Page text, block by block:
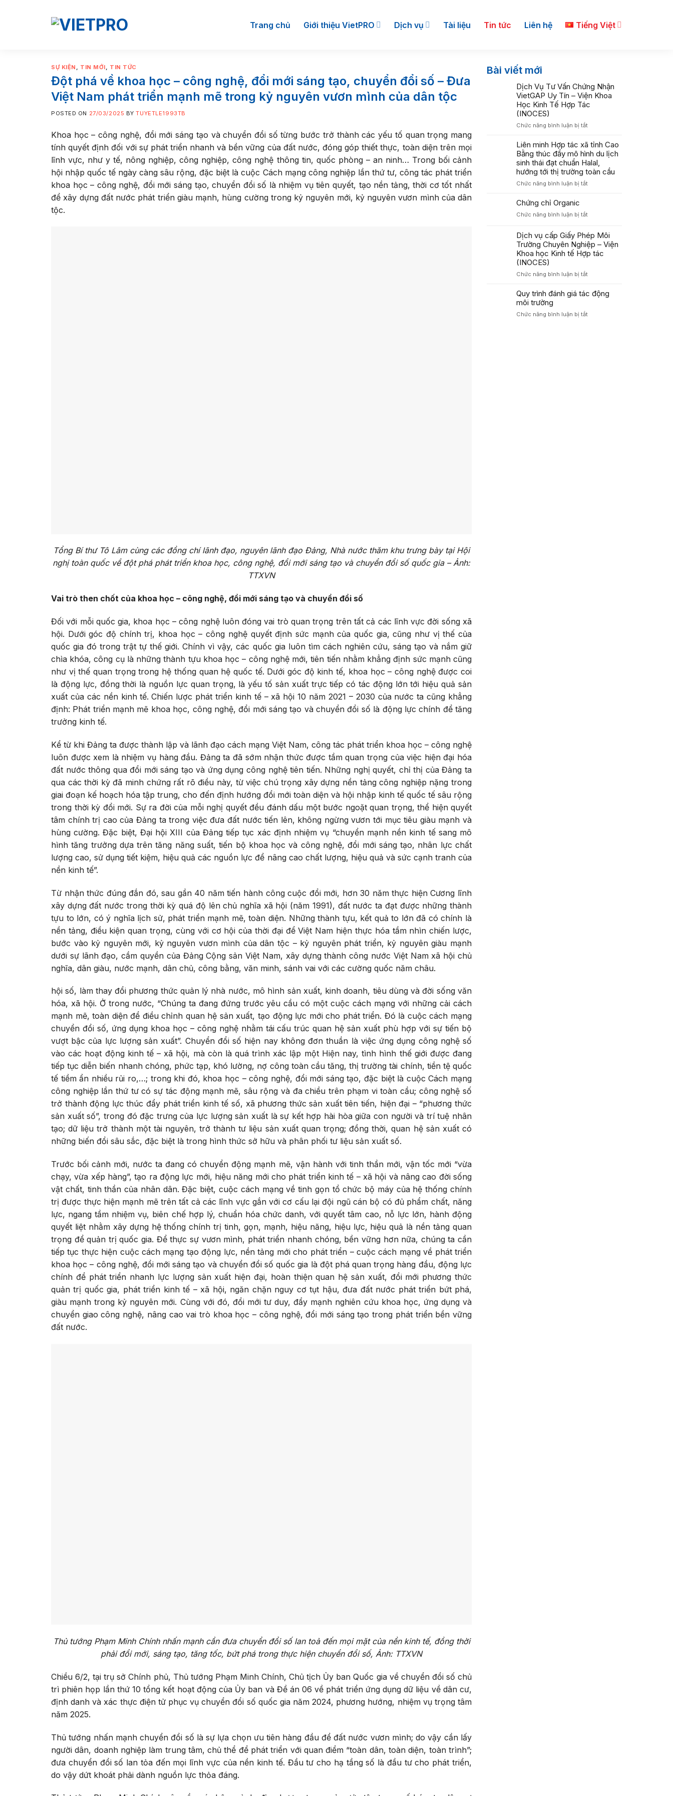
Trang chủ Giới thiệu VietPRO Dịch vụ Tài liệu Tin tức Liên hệ Tiếng Việt
SỰ KIỆN , TIN MỚI, TIN TỨC
Đột phá về khoa học – công nghệ, đổi mới sáng tạo, chuyển đổi số – Đưa
Việt Nam phát triển mạnh mẽ trong kỷ nguyên vươn mình của dân tộc
POSTED ON 27/03/2025 BYTUYETLE1993TB
Khoa học – công nghệ, đổi mới sáng tạo và chuyển đổi số từng bước trở thành các yếu tố quan trọng mang
tính quyết định đối với sự phát triển nhanh và bền vững của đất nước, đóng góp thiết thực, toàn diện trên mọi
lĩnh vực, như y tế, nông nghiệp, công nghiệp, công nghệ thông tin, quốc phòng – an ninh… Trong bối cảnh
hội nhập quốc tế ngày càng sâu rộng, đặc biệt là cuộc Cách mạng công nghiệp lần thứ tư, công tác phát triển
khoa học – công nghệ, đổi mới sáng tạo, chuyển đổi số là nhiệm vụ tiên quyết, tạo nền tảng, thời cơ tốt nhất
để xây dựng đất nước phát triển giàu mạnh, hùng cường trong kỷ nguyên mới, kỷ nguyên vươn mình của dân
tộc.
Tổng Bí thư Tô Lâm cùng các đồng chí lãnh đạo, nguyên lãnh đạo Đảng, Nhà nước thăm khu trưng bày tại Hội
nghị toàn quốc về đột phá phát triển khoa học, công nghệ, đổi mới sáng tạo và chuyển đổi số quốc gia – Ảnh:
TTXVN
Vai trò then chốt của khoa học – công nghệ, đổi mới sáng tạo và chuyển đổi số
Đối với mỗi quốc gia, khoa học – công nghệ luôn đóng vai trò quan trọng trên tất cả các lĩnh vực đời sống xã
hội. Dưới góc độ chính trị, khoa học – công nghệ quyết định sức mạnh của quốc gia, cũng như vị thế của
quốc gia đó trong trật tự thế giới. Chính vì vậy, các quốc gia luôn tìm cách nghiên cứu, sáng tạo và nắm giữ
chìa khóa, công cụ là những thành tựu khoa học – công nghệ mới, tiên tiến nhằm khẳng định sức mạnh cũng
như vị thế quan trọng trong hệ thống quan hệ quốc tế. Dưới góc độ kinh tế, khoa học – công nghệ được coi
là động lực, đồng thời là nguồn lực quan trọng, là yếu tố sản xuất trực tiếp có tác động lớn tới hiệu quả sản
xuất của các nền kinh tế. Chiến lược phát triển kinh tế – xã hội 10 năm 2021 – 2030 của nước ta cũng khẳng
định: Phát triển mạnh mẽ khoa học, công nghệ, đổi mới sáng tạo và chuyển đổi số là động lực chính để tăng
trưởng kinh tế.
Kể từ khi Đảng ta được thành lập và lãnh đạo cách mạng Việt Nam, công tác phát triển khoa học – công nghệ
luôn được xem là nhiệm vụ hàng đầu. Đảng ta đã sớm nhận thức được tầm quan trọng của việc hiện đại hóa
đất nước thông qua đổi mới sáng tạo và ứng dụng công nghệ tiên tiến. Những nghị quyết, chỉ thị của Đảng ta
qua các thời kỳ đã minh chứng rất rõ điều này, từ việc chú trọng xây dựng nền tảng công nghiệp nặng trong
giai đoạn kế hoạch hóa tập trung, cho đến định hướng đổi mới toàn diện và hội nhập kinh tế quốc tế sâu rộng
trong thời kỳ đổi mới. Sự ra đời của mỗi nghị quyết đều đánh dấu một bước ngoặt quan trọng, thể hiện quyết
tâm chính trị cao của Đảng ta trong việc đưa đất nước tiến lên, không ngừng vươn tới mục tiêu giàu mạnh và
hùng cường. Đặc biệt, Đại hội XIII của Đảng tiếp tục xác định nhiệm vụ “chuyển mạnh nền kinh tế sang mô
hình tăng trưởng dựa trên tăng năng suất, tiến bộ khoa học và công nghệ, đổi mới sáng tạo, nhân lực chất
lượng cao, sử dụng tiết kiệm, hiệu quả các nguồn lực để nâng cao chất lượng, hiệu quả và sức cạnh tranh của
nền kinh tế”.
Từ nhận thức đúng đắn đó, sau gần 40 năm tiến hành công cuộc đổi mới, hơn 30 năm thực hiện Cương lĩnh
xây dựng đất nước trong thời kỳ quá độ lên chủ nghĩa xã hội (năm 1991), đất nước ta đạt được những thành
tựu to lớn, có ý nghĩa lịch sử, phát triển mạnh mẽ, toàn diện. Những thành tựu, kết quả to lớn đã có chính là
nền tảng, điều kiện quan trọng, cùng với cơ hội của thời đại để Việt Nam hiện thực hóa tầm nhìn chiến lược,
bước vào kỷ nguyên mới, kỷ nguyên vươn mình của dân tộc – kỷ nguyên phát triển, kỷ nguyên giàu mạnh
dưới sự lãnh đạo, cầm quyền của Đảng Cộng sản Việt Nam, xây dựng thành công nước Việt Nam xã hội chủ
nghĩa, dân giàu, nước mạnh, dân chủ, công bằng, văn minh, sánh vai với các cường quốc năm châu.
hội số, làm thay đổi phương thức quản lý nhà nước, mô hình sản xuất, kinh doanh, tiêu dùng và đời sống văn
hóa, xã hội. Ở trong nước, “Chúng ta đang đứng trước yêu cầu có một cuộc cách mạng với những cải cách
mạnh mẽ, toàn diện để điều chỉnh quan hệ sản xuất, tạo động lực mới cho phát triển. Đó là cuộc cách mạng
chuyển đổi số, ứng dụng khoa học – công nghệ nhằm tái cấu trúc quan hệ sản xuất phù hợp với sự tiến bộ
vượt bậc của lực lượng sản xuất”. Chuyển đổi số hiện nay không đơn thuần là việc ứng dụng công nghệ số
vào các hoạt động kinh tế – xã hội, mà còn là quá trình xác lập một Hiện nay, tình hình thế giới được đang
tiếp tục diễn biến nhanh chóng, phức tạp, khó lường, nợ công toàn cầu tăng, thị trường tài chính, tiền tệ quốc
tế tiềm ẩn nhiều rủi ro,…; trong khi đó, khoa học – công nghệ, đổi mới sáng tạo, đặc biệt là cuộc Cách mạng
công nghiệp lần thứ tư có sự tác động mạnh mẽ, sâu rộng và đa chiều trên phạm vi toàn cầu; công nghệ số
trở thành động lực thúc đẩy phát triển kinh tế số, xã phương thức sản xuất tiên tiến, hiện đại – “phương thức
sản xuất số”, trong đó đặc trưng của lực lượng sản xuất là sự kết hợp hài hòa giữa con người và trí tuệ nhân
tạo; dữ liệu trở thành một tài nguyên, trở thành tư liệu sản xuất quan trọng; đồng thời, quan hệ sản xuất có
những biến đổi sâu sắc, đặc biệt là trong hình thức sở hữu và phân phối tư liệu sản xuất số.
Trước bối cảnh mới, nước ta đang có chuyển động mạnh mẽ, vận hành với tinh thần mới, vận tốc mới “vừa
chạy, vừa xếp hàng”, tạo ra động lực mới, hiệu năng mới cho phát triển kinh tế – xã hội và nâng cao đời sống
vật chất, tinh thần của nhân dân. Đặc biệt, cuộc cách mạng về tinh gọn tổ chức bộ máy của hệ thống chính
trị được thực hiện mạnh mẽ trên tất cả các lĩnh vực gắn với cơ cấu lại đội ngũ cán bộ có đủ phẩm chất, năng
lực, ngang tầm nhiệm vụ, biên chế hợp lý, chuẩn hóa chức danh, với quyết tâm cao, nỗ lực lớn, hành động
quyết liệt nhằm xây dựng hệ thống chính trị tinh, gọn, mạnh, hiệu năng, hiệu lực, hiệu quả là nền tảng quan
trọng để quản trị quốc gia. Để thực sự vươn mình, phát triển nhanh chóng, bền vững hơn nữa, chúng ta cần
tiếp tục thực hiện cuộc cách mạng tạo động lực, nền tảng mới cho phát triển – cuộc cách mạng về phát triển
khoa học – công nghệ, đổi mới sáng tạo và chuyển đổi số quốc gia là đột phá quan trọng hàng đầu, động lực
chính để phát triển nhanh lực lượng sản xuất hiện đại, hoàn thiện quan hệ sản xuất, đổi mới phương thức
quản trị quốc gia, phát triển kinh tế – xã hội, ngăn chặn nguy cơ tụt hậu, đưa đất nước phát triển bứt phá,
giàu mạnh trong kỷ nguyên mới. Cùng với đó, đổi mới tư duy, đẩy mạnh nghiên cứu khoa học, ứng dụng và
chuyển giao công nghệ, nâng cao vai trò khoa học – công nghệ, đổi mới sáng tạo trong phát triển bền vững
đất nước.
Thủ tướng Phạm Minh Chính nhấn mạnh cần đưa chuyển đổi số lan toả đến mọi mặt của nền kinh tế, đồng thời
phải đổi mới, sáng tạo, tăng tốc, bứt phá trong thực hiện chuyển đổi số, Ảnh: TTXVN
Chiều 6/2, tại trụ sở Chính phủ, Thủ tướng Phạm Minh Chính, Chủ tịch Ủy ban Quốc gia về chuyển đổi số chủ
trì phiên họp lần thứ 10 tổng kết hoạt động của Ủy ban và Đề án 06 về phát triển ứng dụng dữ liệu về dân cư,
định danh và xác thực điện tử phục vụ chuyển đổi số quốc gia năm 2024, phương hướng, nhiệm vụ trọng tâm
năm 2025.
Thủ tướng nhấn mạnh chuyển đổi số là sự lựa chọn ưu tiên hàng đầu để đất nước vươn mình; do vậy cần lấy
người dân, doanh nghiệp làm trung tâm, chủ thể để phát triển với quan điểm “toàn dân, toàn diện, toàn trình”;
đưa chuyển đổi số lan tỏa đến mọi lĩnh vực của nền kinh tế. Đầu tư cho hạ tầng số là đầu tư cho phát triển,
do vậy dứt khoát phải dành nguồn lực thỏa đáng.
Bài viết mới
Dịch Vụ Tư Vấn Chứng Nhận
VietGAP Uy Tín – Viện Khoa
Học Kinh Tế Hợp Tác
(INOCES)
Chức năng bình luận bị tắtở
Vụ
Tư
Vấn
Chứng
Nhận
VietGAP
Viện
Học
Kinh
Tế
(INOCES)
Liên minh Hợp tác xã tỉnh Cao
Bằng thúc đẩy mô hình du lịch
sinh thái đạt chuẩn Halal,
hướng tới thị trường toàn cầu
Chức năng bình luận bị tắtở
tác
tỉnh
Cao
Bằng
mô
du
Chứng chỉ Organic
Chức năng bình luận bị tắtở
chỉ
Organic
Dịch vụ cấp Giấy Phép Môi
Trường Chuyên Nghiệp – Viện
Khoa học Kinh tế Hợp tác
(INOCES)
Chức năng bình luận bị tắtở
vụ
Phép
Quy trình đánh giá tác động
môi trường
Chức năng bình luận bị tắtở